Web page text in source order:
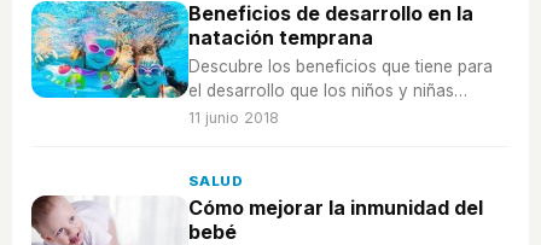
Beneficios de desarrollo en la
natación temprana
Descubre los beneficios que tiene para
el desarrollo que los niños y niñas
aprendan a nadar a edades tempranas.
11 junio 2018
SALUD
Cómo mejorar la inmunidad del
bebé